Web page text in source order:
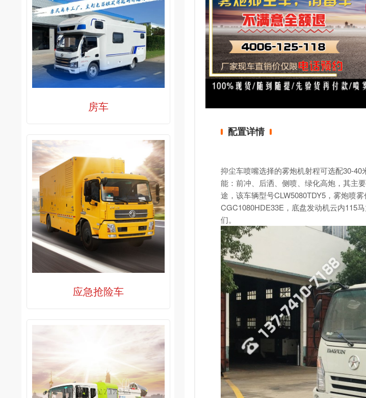
房车
应急抢险车
配置详情
抑尘车喷嘴选择的雾炮机射程可选配30-40
能：前冲、后洒、侧喷、绿化高炮，其主
途，该车辆型号CLW5080TDY5，雾炮喷
CGC1080HDE33E，底盘发动机云内115
们。